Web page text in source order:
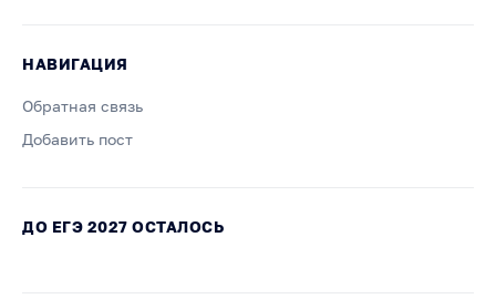
НАВИГАЦИЯ
Обратная связь
Добавить пост
ДО ЕГЭ 2027 ОСТАЛОСЬ